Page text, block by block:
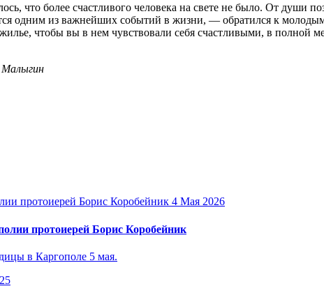
что более счастливого человека на свете не было. От души
одним из важнейших событий в жизни, — обратился к
чтобы вы в нем чувствовали себя счастливыми, в полной
Малыгин
4 Мая 2026
протоиерей Борис Коробейник
в Каргополе 5 мая.